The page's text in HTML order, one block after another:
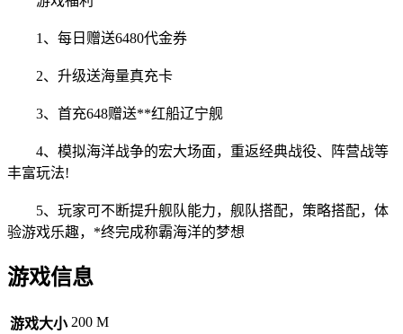
1、每日赠送6480代金券
2、升级送海量真充卡
3、首充648赠送**红船辽宁舰
4、模拟海洋战争的宏大场面，重返经典战役、阵营战等
丰富玩法!
5、玩家可不断提升舰队能力，舰队搭配，策略搭配，体
验游戏乐趣，*终完成称霸海洋的梦想
游戏信息
游戏大小 200 M